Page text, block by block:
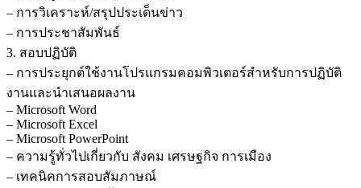
– การวิเคราะห์/สรุปประเด็นข่าว
– การประชาสัมพันธ์
3. สอบปฏิบัติ
– การประยุกต์ใช้งานโปรแกรมคอมพิวเตอร์สำหรับการปฏิบัติ
งานและนำเสนอผลงาน
– Microsoft Word
– Microsoft Excel
– Microsoft PowerPoint
– ความรู้ทั่วไปเกี่ยวกับ สังคม เศรษฐกิจ การเมือง
– เทคนิคการสอบสัมภาษณ์